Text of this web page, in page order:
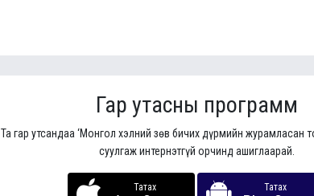
Гар утасны программ
Та гар утсандаа ‘Монгол хэлний зөв бичих дүрмийн журамласан
суулгаж интернэтгүй орчинд ашиглаарай.
Татах Татах